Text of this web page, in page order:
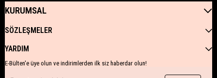
KURUMSAL
SÖZLEŞMELER
YARDIM
E-Bülten'e üye olun ve indirimlerden ilk siz haberdar olun!